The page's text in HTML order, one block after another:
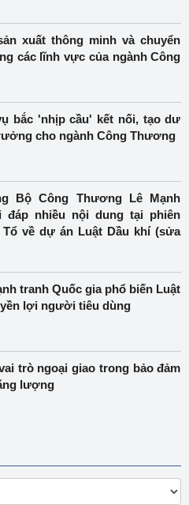
xuất thông minh và chuyển
các lĩnh vực của ngành Công
bắc 'nhịp cầu' kết nối, tạo dư
cho ngành Công Thương
Bộ Công Thương Lê Mạnh
đáp nhiều nội dung tại phiên
về dự án Luật Dầu khí (sửa
tranh Quốc gia phổ biến Luật
lợi người tiêu dùng
trò ngoại giao trong bảo đảm
lượng